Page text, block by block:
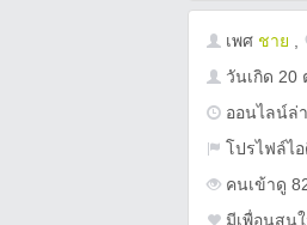
เพศ ชาย
วันเกิด 20
ออนไลน์ล่
โปรไฟล์ไ
คนเข้าดู
มีเพื่อนสน